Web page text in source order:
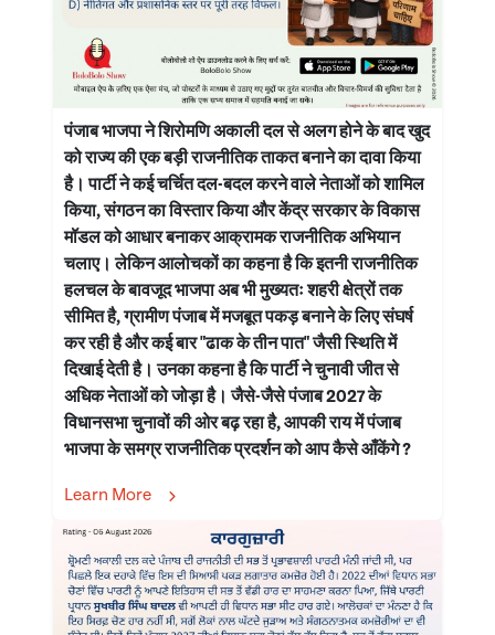
पंजाब भाजपा ने शिरोमणि अकाली दल से अलग होने के बाद खुद
को राज्य की एक बड़ी राजनीतिक ताकत बनाने का दावा किया
है। पार्टी ने कई चर्चित दल-बदल करने वाले नेताओं को शामिल
किया, संगठन का विस्तार किया और केंद्र सरकार के विकास
मॉडल को आधार बनाकर आक्रामक राजनीतिक अभियान
चलाए। लेकिन आलोचकों का कहना है कि इतनी राजनीतिक
हलचल के बावजूद भाजपा अब भी मुख्यतः शहरी क्षेत्रों तक
सीमित है, ग्रामीण पंजाब में मजबूत पकड़ बनाने के लिए संघर्ष
कर रही है और कई बार "ढाक के तीन पात" जैसी स्थिति में
दिखाई देती है। उनका कहना है कि पार्टी ने चुनावी जीत से
अधिक नेताओं को जोड़ा है। जैसे-जैसे पंजाब 2027 के
विधानसभा चुनावों की ओर बढ़ रहा है, आपकी राय में पंजाब
भाजपा के समग्र राजनीतिक प्रदर्शन को आप कैसे आँकेंगे ?
Learn More